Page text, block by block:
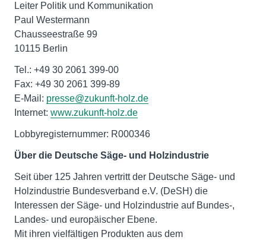
Leiter Politik und Kommunikation
Paul Westermann
Chausseestraße 99
10115 Berlin
Tel.: +49 30 2061 399-00
Fax: +49 30 2061 399-89
E-Mail: presse@zukunft-holz.de
Internet: www.zukunft-holz.de
Lobbyregisternummer: R000346
Über die Deutsche Säge- und Holzindustrie
Seit über 125 Jahren vertritt der Deutsche Säge- und
Holzindustrie Bundesverband e.V. (DeSH) die
Interessen der Säge- und Holzindustrie auf Bundes-,
Landes- und europäischer Ebene.
Mit ihren vielfältigen Produkten aus dem